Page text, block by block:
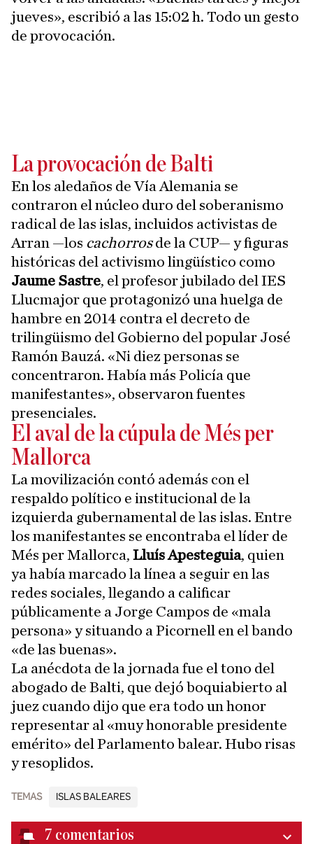
jueves», escribió a las 15:02 h. Todo un gesto
de provocación.
La provocación de Balti
En los aledaños de Vía Alemania se
contraron el núcleo duro del soberanismo
radical de las islas, incluidos activistas de
Arran —los cachorrosde la CUP— y figuras
históricas del activismo lingüístico como
Jaume Sastre, el profesor jubilado del IES
Llucmajor que protagonizó una huelga de
hambre en 2014 contra el decreto de
trilingüismo del Gobierno del popular José
Ramón Bauzá. «Ni diez personas se
concentraron. Había más Policía que
manifestantes», observaron fuentes
presenciales.
El aval de la cúpula de Més per
Mallorca
La movilización contó además con el
respaldo político e institucional de la
izquierda gubernamental de las islas. Entre
los manifestantes se encontraba el líder de
Més per Mallorca, Lluís Apesteguia, quien
ya había marcado la línea a seguir en las
redes sociales, llegando a calificar
públicamente a Jorge Campos de «mala
persona» y situando a Picornell en el bando
«de las buenas».
La anécdota de la jornada fue el tono del
abogado de Balti, que dejó boquiabierto al
juez cuando dijo que era todo un honor
representar al «muy honorable presidente
emérito» del Parlamento balear. Hubo risas
y resoplidos.
TEMAS ISLAS BALEARES
7 comentarios